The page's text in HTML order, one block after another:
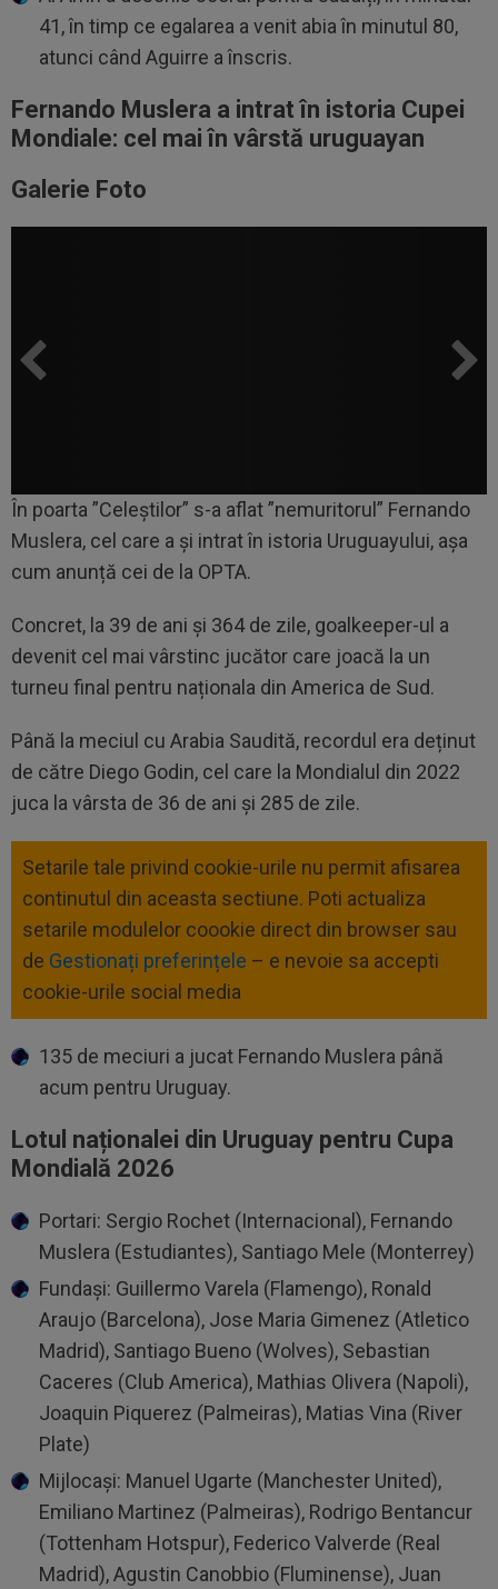
41, în timp ce egalarea a venit abia în minutul 80,
atunci când Aguirre a înscris.
Fernando Muslera a intrat în istoria Cupei
Mondiale: cel mai în vârstă uruguayan
Galerie Foto
În poarta ”Celeștilor” s-a aflat ”nemuritorul” Fernando
Muslera, cel care a și intrat în istoria Uruguayului, așa
cum anunță cei de la OPTA.
Concret, la 39 de ani și 364 de zile, goalkeeper-ul a
devenit cel mai vârstinc jucător care joacă la un
turneu final pentru naționala din America de Sud.
Până la meciul cu Arabia Saudită, recordul era deținut
de către Diego Godin, cel care la Mondialul din 2022
juca la vârsta de 36 de ani și 285 de zile.
Setarile tale privind cookie-urile nu permit afisarea
continutul din aceasta sectiune. Poti actualiza
setarile modulelor coookie direct din browser sau
de Gestionați preferințele – e nevoie sa accepti
cookie-urile social media
135 de meciuri a jucat Fernando Muslera până
acum pentru Uruguay.
Lotul naționalei din Uruguay pentru Cupa
Mondială 2026
Portari: Sergio Rochet (Internacional), Fernando
Muslera (Estudiantes), Santiago Mele (Monterrey)
Fundași: Guillermo Varela (Flamengo), Ronald
Araujo (Barcelona), Jose Maria Gimenez (Atletico
Madrid), Santiago Bueno (Wolves), Sebastian
Caceres (Club America), Mathias Olivera (Napoli),
Joaquin Piquerez (Palmeiras), Matias Vina (River
Plate)
Mijlocași: Manuel Ugarte (Manchester United),
Emiliano Martinez (Palmeiras), Rodrigo Bentancur
(Tottenham Hotspur), Federico Valverde (Real
Madrid), Agustin Canobbio (Fluminense), Juan